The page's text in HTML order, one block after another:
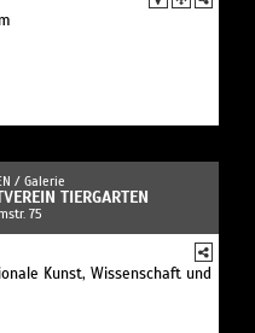
/ Galerie
TIERGARTEN
75
Kunst, Wissenschaft und